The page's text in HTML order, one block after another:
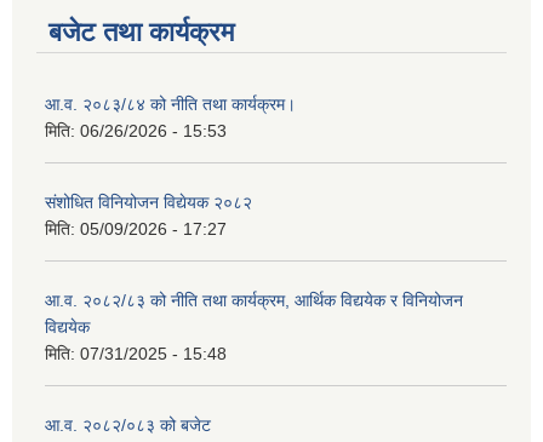
बजेट तथा कार्यक्रम
आ.व. २०८३/८४ को नीति तथा कार्यक्रम।
मिति: 06/26/2026 - 15:53
संशोधित विनियोजन विद्येयक २०८२
मिति: 05/09/2026 - 17:27
आ.व. २०८२/८३ को नीति तथा कार्यक्रम, आर्थिक विद्ययेक र विनियोजन
विद्ययेक
मिति: 07/31/2025 - 15:48
आ.व. २०८२/०८३ को बजेट